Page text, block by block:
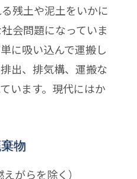
残土や泥土をいかに
会問題になっていま
に吸い込んで運搬し
出、排気構、運搬な
います。現代にはか
物
がらを除く）